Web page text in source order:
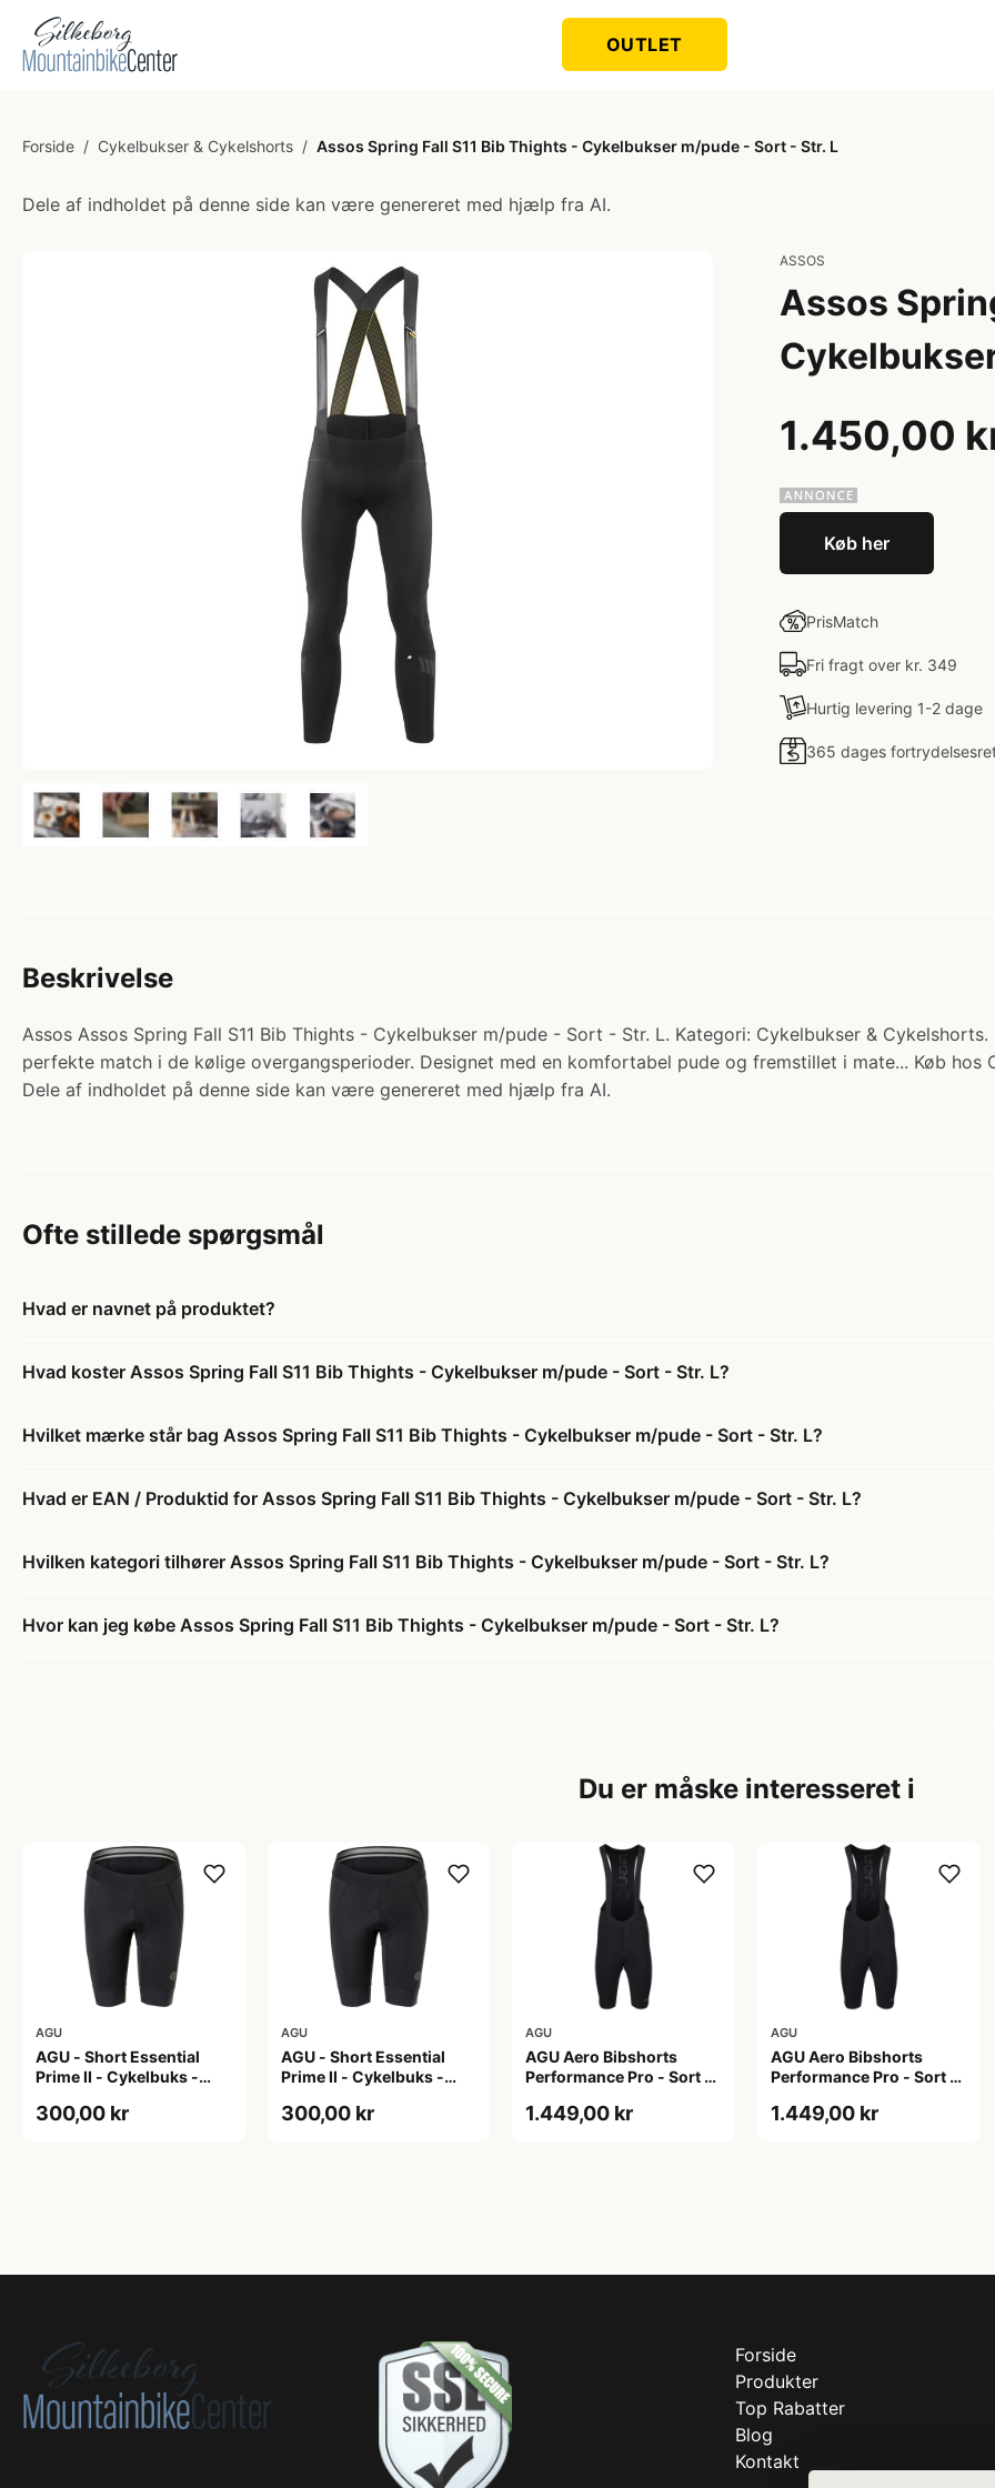
OUTLET
Forside / Cykelbukser & Cykelshorts / Assos Spring Fall S11 Bib Thights - Cykelbukser m/pude - Sort - Str. L
Dele af indholdet på denne side kan være genereret med hjælp fra AI.
ASSOS
Assos
1.450,00
Køb her
PrisMatch
Fri fragt over kr. 349
Hurtig levering 1-2 dage
365 dages
Beskrivelse
Assos Assos Spring Fall S11 Bib Thights - Cykelbukser m/pude - Sort - Str. L. Kategori: Cykelbukser &
perfekte match i de kølige overgangsperioder. Designet med en komfortabel pude og fremstillet i mate... Køb hos
Dele af indholdet på denne side kan være genereret med hjælp fra AI.
Ofte stillede spørgsmål
Hvad er navnet på produktet?
Hvad koster Assos Spring Fall S11 Bib Thights - Cykelbukser m/pude - Sort - Str. L?
Hvilket mærke står bag Assos Spring Fall S11 Bib Thights - Cykelbukser m/pude - Sort - Str. L?
Hvad er EAN / Produktid for Assos Spring Fall S11 Bib Thights - Cykelbukser m/pude - Sort - Str. L?
Hvilken kategori tilhører Assos Spring Fall S11 Bib Thights - Cykelbukser m/pude - Sort - Str. L?
Hvor kan jeg købe Assos Spring Fall S11 Bib Thights - Cykelbukser m/pude - Sort - Str. L?
Du er måske interesseret i
AGU
AGU - Short Essential
Prime II - Cykelbuks -
300,00 kr
AGU
AGU - Short Essential
Prime II - Cykelbuks -
300,00 kr
AGU
AGU Aero Bibshorts
Performance Pro - Sort -
1.449,00 kr
AGU
AGU Aero Bibshorts
Performance Pro - Sort -
1.449,00 kr
Forside
Produkter
Top Rabatter
Blog
Kontakt